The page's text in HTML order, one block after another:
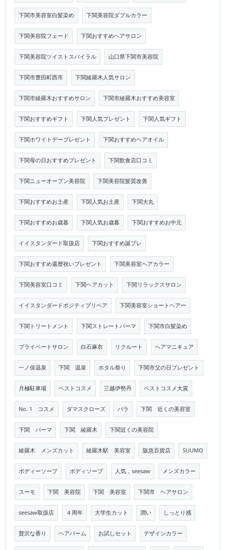
下関市美容室白髪染め 下関美容院ダブルカラー
下関美容院フェード 下関おすすめヘアサロン
下関美容院ツイストスパイラル 山口県下関市美容院
下関市豊田町西市 下関綾羅木人気サロン
下関市綾羅木おすすめサロン 下関市綾羅木おすすめ美容室
下関おすすめギフト 下関人気プレゼント 下関人気ギフト
下関ホワイトデープレゼント 下関おすすめヘアオイル
下関母の日おすすめプレゼント 下関飲食店口コミ
下関ニューオープン美容院 下関美容院髪質改善
下関おすすめお土産 下関人気お土産 下関大丸
下関おすすめお歳暮 下関人気お歳暮 下関おすすめお中元
イイスタンダード取扱店 下関おすすめ誕プレ
下関おすすめ還暦祝いプレゼント 下関美容室ヘアカラー
下関美容室口コミ 下関ヘアカット 下関リラックスサロン
イイスタンダードポジティブリペア 下関美容室ショートヘアー
下関トリートメント 下関ストレートパーマ 下関市白髪染め
プライベートサロン 白石麻衣 リクルート ヘアマニキュア
一ノ俣温泉 下関 温泉 ホタル祭り 下関市父の日プレゼント
月極駐車場 ベストコスメ 三越伊勢丹 ベストコスメ大賞
No. 1 コスメ ダマスクローズ バラ 下関 近くの美容室
下関 パーマ 下関 綾羅木 下関近くの美容院
綾羅木 メンズカット 綾羅木駅 美容室 阪急百貨店 SUUMO
ボディーソープ ボディソープ 人気，seesaw メンズカラー
スーモ 下関 美容院 下関 美容室 下関市 ヘアサロン
seesaw取扱店 ４周年 大学生カット 潤い しっとり感
贅沢な香り ヘアバーム お試しセット デザインカラー